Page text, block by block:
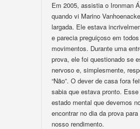
Em 2005, assistia o Ironman
quando vi Marino
largada. Ele estava
e parecia preguiçoso em
movimentos. Durante uma
prova, ele foi questionado se
nervoso e, simplesmente,
“Não”. O dever de casa fora
sabia que estava pronto.
estado mental que devemos
encontrar no dia da prova
nosso rendimento.